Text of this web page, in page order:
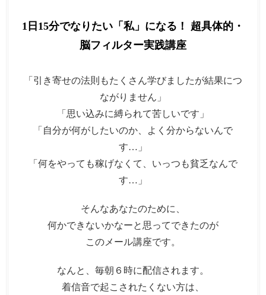
1日15分でなりたい「私」になる！ 超具体的・
脳フィルター実践講座
「引き寄せの法則もたくさん学びましたが結果につ
ながりません」
「思い込みに縛られて苦しいです」
「自分が何がしたいのか、よく分からないんで
す…」
「何をやっても稼げなくて、いっつも貧乏なんで
す…」
そんなあなたのために、
何かできないかなーと思ってできたのが
このメール講座です。
なんと、毎朝６時に配信されます。
着信音で起こされたくない方は、